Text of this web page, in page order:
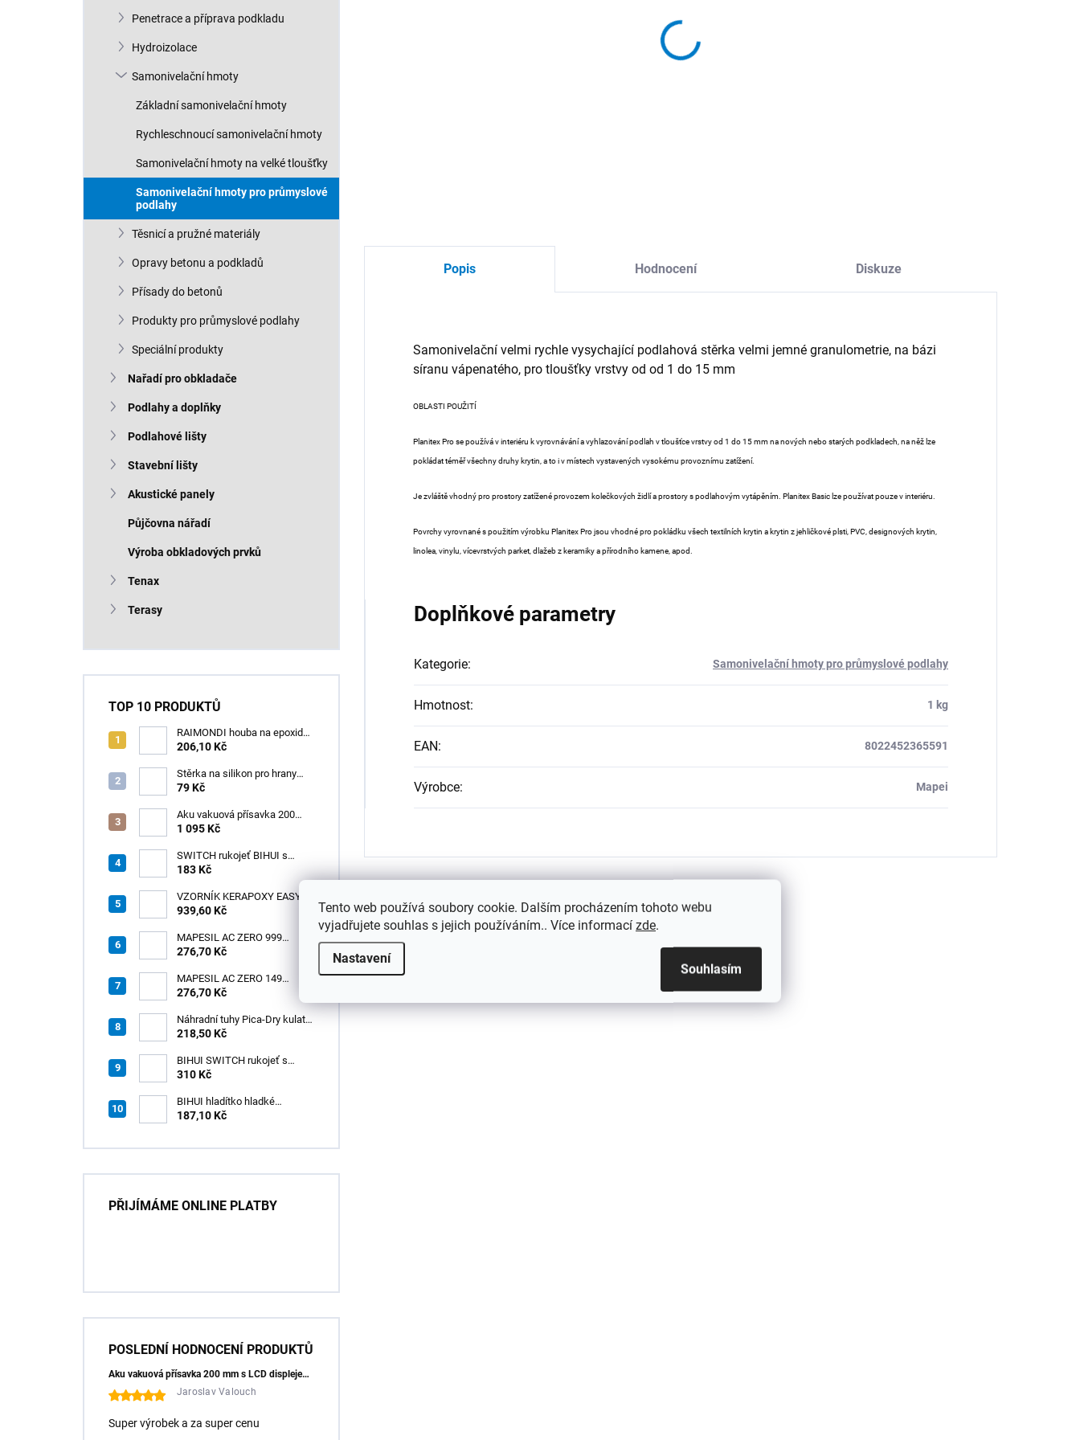
Tento web používá soubory cookie. Dalším procházením tohoto webu
vyjadřujete souhlas s jejich používáním.. Více informací zde.
Nastavení
Souhlasím
Penetrace a příprava podkladu
Hydroizolace
Samonivelační hmoty
Základní samonivelační hmoty
Rychleschnoucí samonivelační hmoty
Samonivelační hmoty na velké tloušťky
Samonivelační hmoty pro průmyslové
podlahy
Těsnicí a pružné materiály
Opravy betonu a podkladů
Přísady do betonů
Produkty pro průmyslové podlahy
Speciální produkty
Nařadí pro obkladače
Podlahy a doplňky
Podlahové lišty
Stavební lišty
Akustické panely
Půjčovna nářadí
Výroba obkladových prvků
Tenax
Terasy
TOP 10 PRODUKTŮ
RAIMONDI houba na epoxid
(Cellulosa) 190x120x4 OVÁL
206,10 Kč
Stěrka na silikon pro hrany
Jolly
79 Kč
Aku vakuová přísavka 200
mm s LCD displejem (150 kg)
1 095 Kč
SWITCH rukojeť BIHUI s
úchytem na jedné straně
183 Kč
VZORNÍK KERAPOXY EASY
DESIGN /1ks
939,60 Kč
MAPESIL AC ZERO 999
TRANSPARENTNÍ (310 ml)
276,70 Kč
MAPESIL AC ZERO 149
SOPEČNÝ PÍSEK (310 ml)
276,70 Kč
Náhradní tuhy Pica-Dry kulaté
– černé
218,50 Kč
BIHUI SWITCH rukojeť s
oboustranným úchytem –
310 Kč
BIHUI hladítko hladké
náhradní INOX 280×115 mm s
187,10 Kč
PŘIJÍMÁME ONLINE PLATBY
POSLEDNÍ HODNOCENÍ PRODUKTŮ
Aku vakuová přísavka 200 mm s LCD displejem (150 kg) - HÖGERT HT3B355
Jaroslav Valouch
Super výrobek a za super cenu
Popis Hodnocení Diskuze
Samonivelační velmi rychle vysychající podlahová stěrka velmi jemné granulometrie, na bázi
síranu vápenatého, pro tloušťky vrstvy od od 1 do 15 mm
OBLASTI POUŽITÍ
Planitex Pro se používá v interiéru k vyrovnávání a vyhlazování podlah v tloušťce vrstvy od 1 do 15 mm na nových nebo starých podkladech, na něž lze
pokládat téměř všechny druhy krytin, a to i v místech vystavených vysokému provoznímu zatížení.
Je zvláště vhodný pro prostory zatížené provozem kolečkových židlí a prostory s podlahovým vytápěním. Planitex Basic lze používat pouze v interiéru.
Povrchy vyrovnané s použitím výrobku Planitex Pro jsou vhodné pro pokládku všech textilních krytin a krytin z jehličkové plsti, PVC, designových krytin,
linolea, vinylu, vícevrstvých parket, dlažeb z keramiky a přírodního kamene, apod.
Doplňkové parametry
Kategorie: Samonivelační hmoty pro průmyslové podlahy
Hmotnost: 1 kg
EAN: 8022452365591
Výrobce: Mapei